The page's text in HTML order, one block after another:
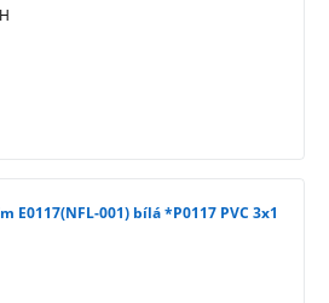
E0117(NFL-001) bílá *P0117 PVC 3x1